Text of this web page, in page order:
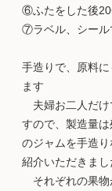
⑥ふたをした後20
⑦ラベル、シール
手造りで、原料
ます
夫婦お二人だけ
すので、製造量
のジャムを手造
紹介いただきまし
それぞれの果物